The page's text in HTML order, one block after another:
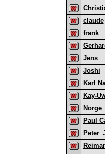
claude
frank
Jens
Joshi
Karl
Kay-
Norge
Paul
Reimar